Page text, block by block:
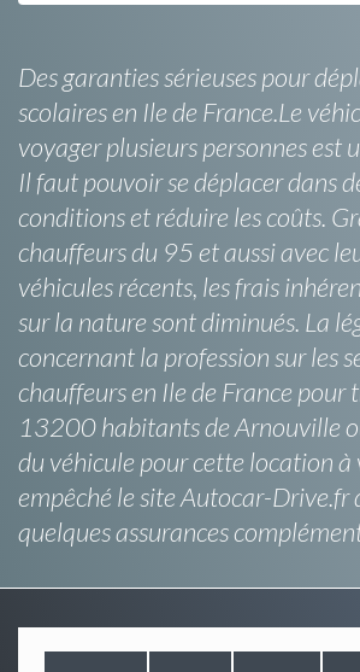
Des garanties sérieuses pour
scolaires en Ile de France.Le
voyager plusieurs personnes est
Il faut pouvoir se déplacer dans
conditions et réduire les coûts.
chauffeurs du 95 et aussi avec
véhicules récents, les frais
sur la nature sont diminués. La
concernant la profession sur les
chauffeurs en Ile de France pour
13200 habitants de Arnouville
du véhicule pour cette location à
empêché le site Autocar-Drive.fr
quelques assurances